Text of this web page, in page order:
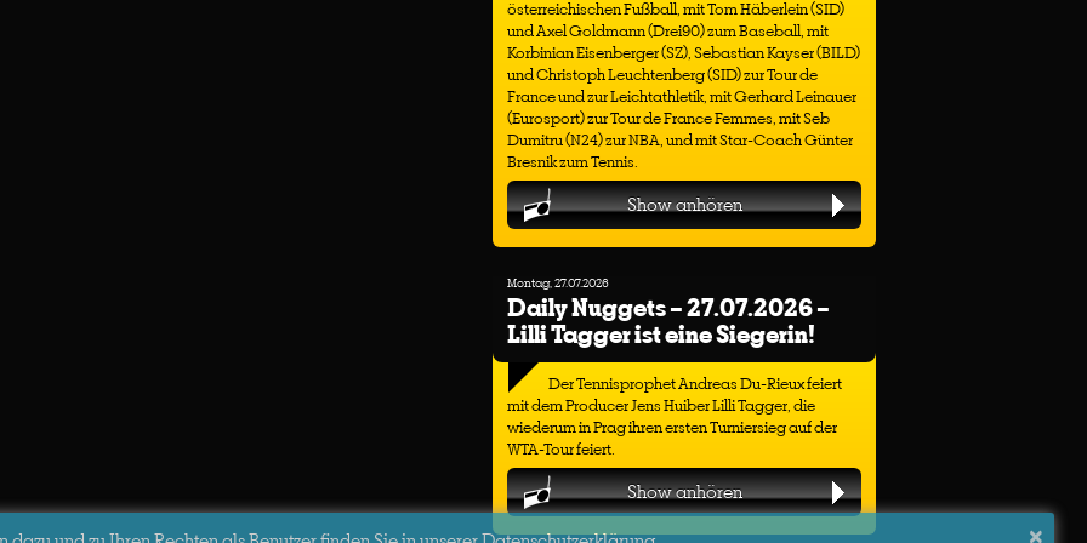
österreichischen Fußball, mit Tom Häberlein (SID)
und Axel Goldmann (Drei90) zum Baseball, mit
Korbinian Eisenberger (SZ), Sebastian Kayser (BILD)
und Christoph Leuchtenberg (SID) zur Tour de
France und zur Leichtathletik, mit Gerhard Leinauer
(Eurosport) zur Tour de France Femmes, mit Seb
Dumitru (N24) zur NBA, und mit Star-Coach Günter
Bresnik zum Tennis.
Show anhören
Montag, 27.07.2026
Daily Nuggets – 27.07.2026 –
Lilli Tagger ist eine Siegerin!
Der Tennisprophet Andreas Du-Rieux feiert
mit dem Producer Jens Huiber Lilli Tagger, die
wiederum in Prag ihren ersten Turniersieg auf der
WTA-Tour feiert.
Show anhören
×